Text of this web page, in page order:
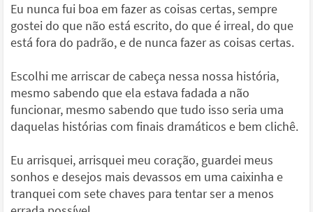
Eu nunca fui boa em fazer as coisas certas, sempre
gostei do que não está escrito, do que é irreal, do que
está fora do padrão, e de nunca fazer as coisas certas.
Escolhi me arriscar de cabeça nessa nossa história,
mesmo sabendo que ela estava fadada a não
funcionar, mesmo sabendo que tudo isso seria uma
daquelas histórias com finais dramáticos e bem clichê.
Eu arrisquei, arrisquei meu coração, guardei meus
sonhos e desejos mais devassos em uma caixinha e
tranquei com sete chaves para tentar ser a menos